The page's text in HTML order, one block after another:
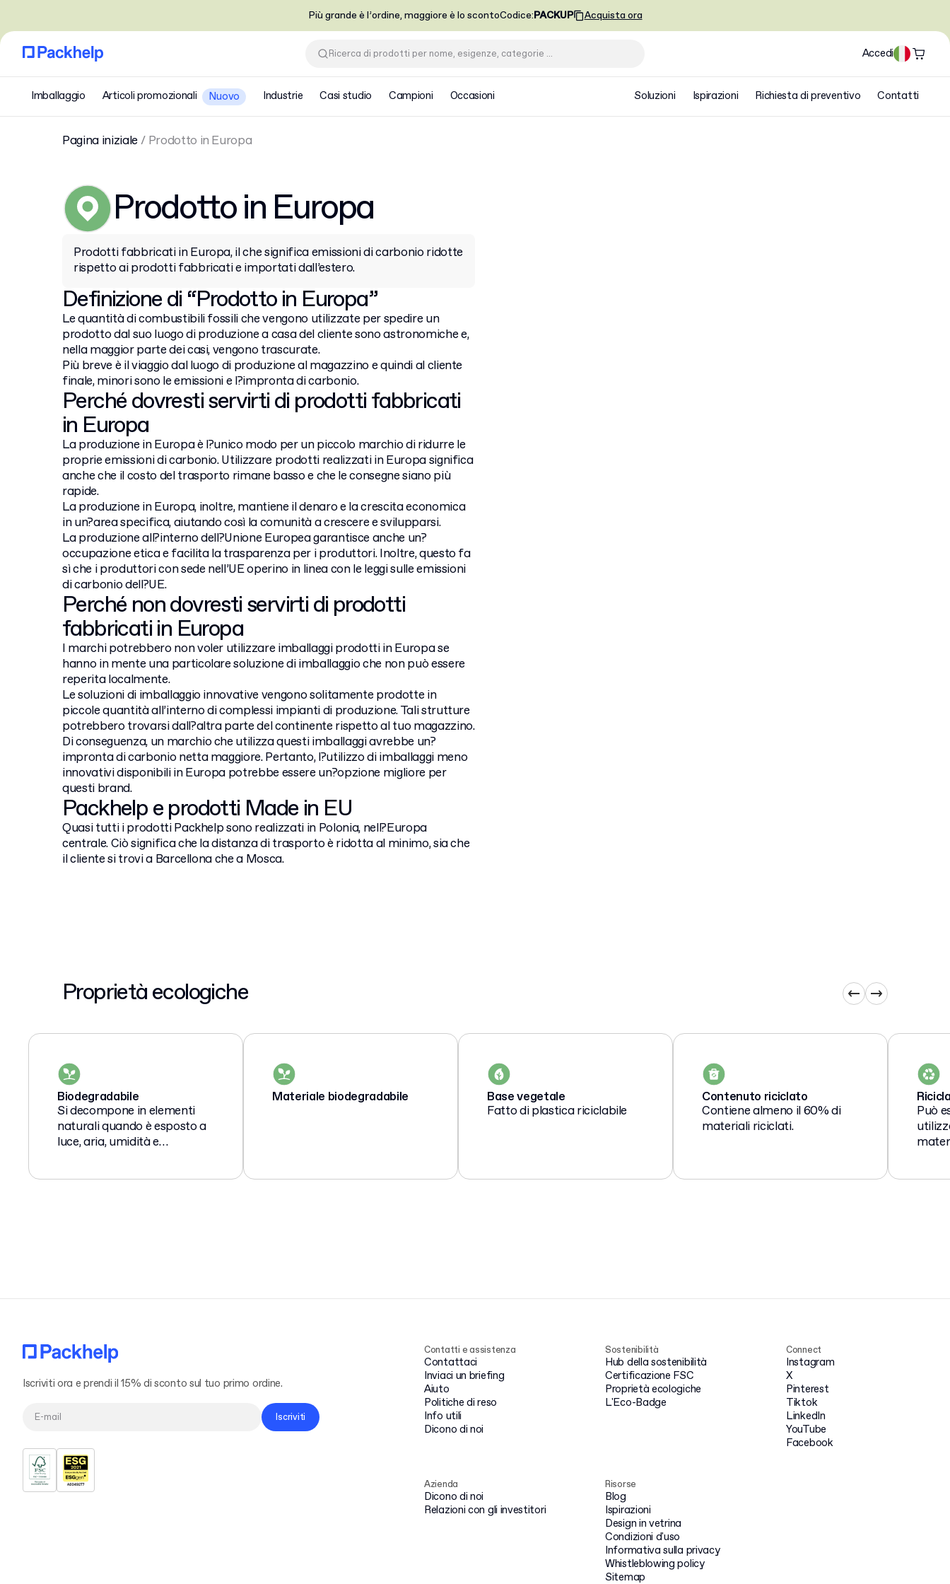
Più grande è l’ordine, maggiore è lo scontoCodice:PACKUP Acquista ora
Accedi
Imballaggio Articoli promozionali Nuovo Industrie Casi studio Campioni Occasioni Soluzioni Ispirazioni Richiesta di preventivo Contatti
Pagina iniziale/ Prodotto in Europa
Prodotto in Europa
Prodotti fabbricati in Europa, il che significa emissioni di carbonio ridotte
rispetto ai prodotti fabbricati e importati dall’estero.
Definizione di “Prodotto in Europa”
Le quantità di combustibili fossili che vengono utilizzate per spedire un
prodotto dal suo luogo di produzione a casa del cliente sono astronomiche e,
nella maggior parte dei casi, vengono trascurate.
Più breve è il viaggio dal luogo di produzione al magazzino e quindi al cliente
finale, minori sono le emissioni e l?impronta di carbonio.
Perché dovresti servirti di prodotti fabbricati
in Europa
La produzione in Europa è l?unico modo per un piccolo marchio di ridurre le
proprie emissioni di carbonio. Utilizzare prodotti realizzati in Europa significa
anche che il costo del trasporto rimane basso e che le consegne siano più
rapide.
La produzione in Europa, inoltre, mantiene il denaro e la crescita economica
in un?area specifica, aiutando così la comunità a crescere e svilupparsi.
La produzione all?interno dell?Unione Europea garantisce anche un?
occupazione etica e facilita la trasparenza per i produttori. Inoltre, questo fa
sì che i produttori con sede nell’UE operino in linea con le leggi sulle emissioni
di carbonio dell?UE.
Perché non dovresti servirti di prodotti
fabbricati in Europa
I marchi potrebbero non voler utilizzare imballaggi prodotti in Europa se
hanno in mente una particolare soluzione di imballaggio che non può essere
reperita localmente.
Le soluzioni di imballaggio innovative vengono solitamente prodotte in
piccole quantità all’interno di complessi impianti di produzione. Tali strutture
potrebbero trovarsi dall?altra parte del continente rispetto al tuo magazzino.
Di conseguenza, un marchio che utilizza questi imballaggi avrebbe un?
impronta di carbonio netta maggiore. Pertanto, l?utilizzo di imballaggi meno
innovativi disponibili in Europa potrebbe essere un?opzione migliore per
questi brand.
Packhelp e prodotti Made in EU
Quasi tutti i prodotti Packhelp sono realizzati in Polonia, nell?Europa
centrale. Ciò significa che la distanza di trasporto è ridotta al minimo, sia che
il cliente si trovi a Barcellona che a Mosca.
Proprietà ecologiche
Biodegradabile
Si decompone in elementi
naturali quando è esposto a
luce, aria, umidità e
Materiale biodegradabile
Base vegetale
Fatto di plastica riciclabile
Contenuto riciclato
Contiene almeno il 60% di
materiali riciclati.
Può
Contatti e assistenza
Contattaci
Inviaci un briefing
Aiuto
Politiche di reso
Info utili
Dicono di noi
Azienda
Dicono di noi
Relazioni con gli investitori
Sostenibilità
Hub della sostenibilità
Certificazione FSC
Proprietà ecologiche
L'Eco-Badge
Risorse
Blog
Ispirazioni
Design in vetrina
Condizioni d'uso
Informativa sulla privacy
Whistleblowing policy
Sitemap
Connect
Instagram
X
Pinterest
Tiktok
LinkedIn
YouTube
Facebook
Iscriviti ora e prendi il 15% di sconto sul tuo primo ordine.
Iscriviti